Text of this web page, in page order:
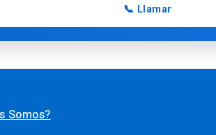
📞 Llamar
Somos?